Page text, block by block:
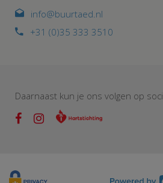
info@buurtaed.nl
+31 (0)35 333 3510
Daarnaast kun je ons volgen op